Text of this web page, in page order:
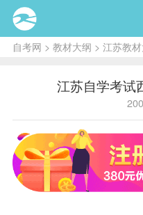
自考网 > 教材大纲 > 江苏教
江苏自学考试